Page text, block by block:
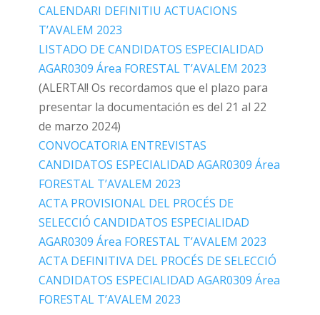
CALENDARI DEFINITIU ACTUACIONS
T’AVALEM 2023
LISTADO DE CANDIDATOS ESPECIALIDAD
AGAR0309 Área FORESTAL T’AVALEM 2023
(ALERTA!! Os recordamos que el plazo para
presentar la documentación es del 21 al 22
de marzo 2024)
CONVOCATORIA ENTREVISTAS
CANDIDATOS ESPECIALIDAD AGAR0309 Área
FORESTAL T’AVALEM 2023
ACTA PROVISIONAL DEL PROCÉS DE
SELECCIÓ CANDIDATOS ESPECIALIDAD
AGAR0309 Área FORESTAL T’AVALEM 2023
ACTA DEFINITIVA DEL PROCÉS DE SELECCIÓ
CANDIDATOS ESPECIALIDAD AGAR0309 Área
FORESTAL T’AVALEM 2023